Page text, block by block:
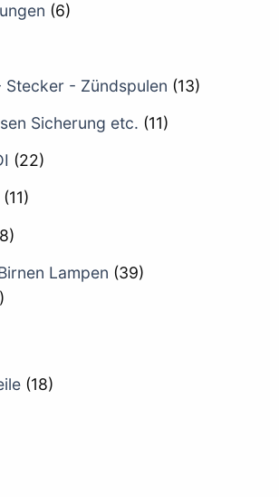
(6)
Stecker - Zündspulen (13)
Sicherung etc. (11)
(22)
(11)
Lampen (39)
(18)